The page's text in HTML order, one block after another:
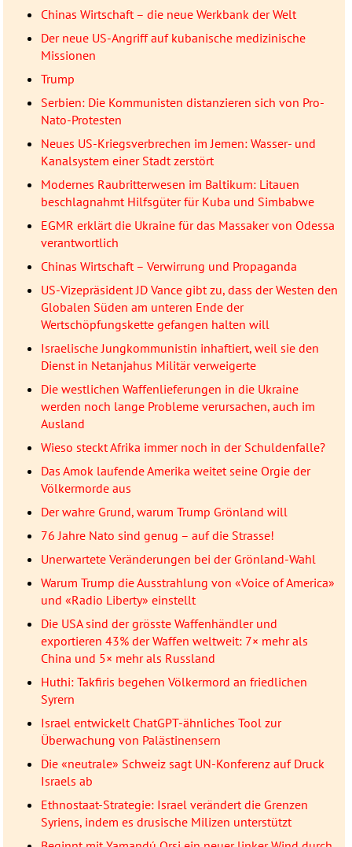
Chinas Wirtschaft – die neue Werkbank der Welt
Der neue US-Angriff auf kubanische medizinische
Missionen
Trump
Serbien: Die Kommunisten distanzieren sich von Pro-
Nato-Protesten
Neues US-Kriegsverbrechen im Jemen: Wasser- und
Kanalsystem einer Stadt zerstört
Modernes Raubritterwesen im Baltikum: Litauen
beschlagnahmt Hilfsgüter für Kuba und Simbabwe
EGMR erklärt die Ukraine für das Massaker von Odessa
verantwortlich
Chinas Wirtschaft – Verwirrung und Propaganda
US-Vizepräsident JD Vance gibt zu, dass der Westen den
Globalen Süden am unteren Ende der
Wertschöpfungskette gefangen halten will
Israelische Jungkommunistin inhaftiert, weil sie den
Dienst in Netanjahus Militär verweigerte
Die westlichen Waffenlieferungen in die Ukraine
werden noch lange Probleme verursachen, auch im
Ausland
Wieso steckt Afrika immer noch in der Schuldenfalle?
Das Amok laufende Amerika weitet seine Orgie der
Völkermorde aus
Der wahre Grund, warum Trump Grönland will
76 Jahre Nato sind genug – auf die Strasse!
Unerwartete Veränderungen bei der Grönland-Wahl
Warum Trump die Ausstrahlung von «Voice of America»
und «Radio Liberty» einstellt
Die USA sind der grösste Waffenhändler und
exportieren 43% der Waffen weltweit: 7× mehr als
China und 5× mehr als Russland
Huthi: Takfiris begehen Völkermord an friedlichen
Syrern
Israel entwickelt ChatGPT-ähnliches Tool zur
Überwachung von Palästinensern
Die «neutrale» Schweiz sagt UN-Konferenz auf Druck
Israels ab
Ethnostaat-Strategie: Israel verändert die Grenzen
Syriens, indem es drusische Milizen unterstützt